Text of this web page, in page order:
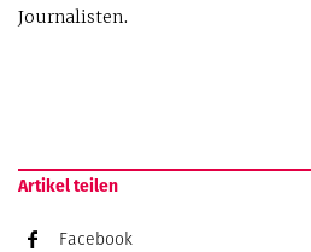
Journalisten.
Artikel teilen
Facebook